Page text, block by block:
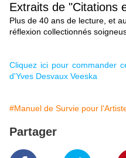
Extraits de "Citations
Plus de 40 ans de lecture, et
réflexion collectionnés
Cliquez ici pour commander
d'Yves Desvaux Veeska
#Manuel de Survie pour
Partager